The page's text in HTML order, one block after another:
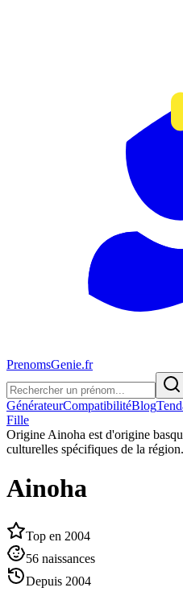
PrenomsGenie.fr
GénérateurCompatibilitéBlog
Fille
Origine Ainoha est d'origine
culturelles spécifiques de la région.
Ainoha
Top en 2004
56 naissances
Depuis 2004